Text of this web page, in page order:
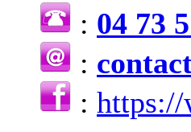
: 04 73
:
: